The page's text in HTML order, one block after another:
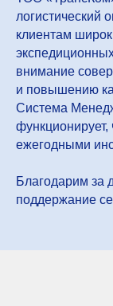
логистический
клиентам
внимание
и повышению
Система
ежегодными
Благодарим за
поддержание